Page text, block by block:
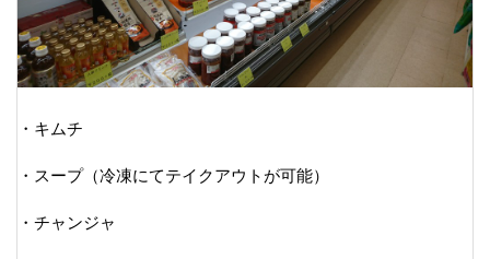
・キムチ
・スープ（冷凍にてテイクアウトが可能）
・チャンジャ